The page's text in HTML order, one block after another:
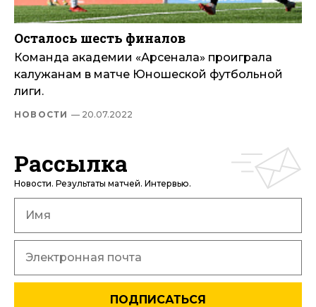
Осталось шесть финалов
Команда академии «Арсенала» проиграла
калужанам в матче Юношеской футбольной
лиги.
НОВОСТИ — 20.07.2022
Рассылка
Новости. Результаты матчей. Интервью.
ПОДПИСАТЬСЯ